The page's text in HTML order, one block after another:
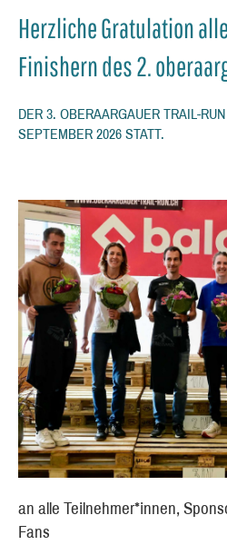
Herzliche Gratulation
Finishern des 2.
DER 3. OBERAARGAUER TRAIL-
SEPTEMBER 2026 STATT.
an alle Teilnehmer*innen,
Fans